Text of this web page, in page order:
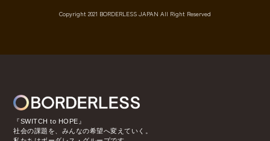
Copyright 2021 BORDERLESS JAPAN All Right Reserved
『SWITCH to HOPE』
社会の課題を、みんなの希望へ変えていく。